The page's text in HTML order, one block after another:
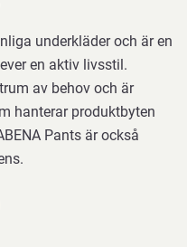
underkläder och är en
en aktiv livsstil.
av behov och är
hanterar produktbyten
Pants är också